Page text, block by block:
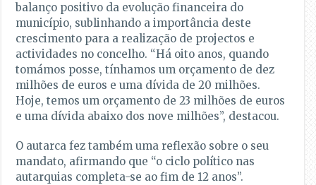
balanço positivo da evolução financeira do
município, sublinhando a importância deste
crescimento para a realização de projectos e
actividades no concelho. “Há oito anos, quando
tomámos posse, tínhamos um orçamento de dez
milhões de euros e uma dívida de 20 milhões.
Hoje, temos um orçamento de 23 milhões de euros
e uma dívida abaixo dos nove milhões”, destacou.
O autarca fez também uma reflexão sobre o seu
mandato, afirmando que “o ciclo político nas
autarquias completa-se ao fim de 12 anos”.